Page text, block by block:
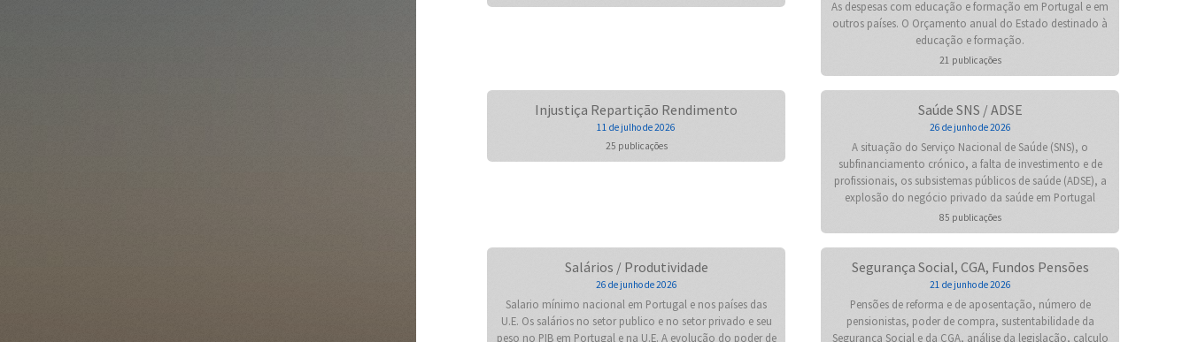
As despesas com educação e formação em Portugal e em
outros países. O Orçamento anual do Estado destinado à
educação e formação.
21 publicações
Injustiça Repartição Rendimento
11 de julho de 2026
25 publicações
Saúde SNS / ADSE
26 de junho de 2026
A situação do Serviço Nacional de Saúde (SNS), o
subfinanciamento crónico, a falta de investimento e de
profissionais, os subsistemas públicos de saúde (ADSE), a
explosão do negócio privado da saúde em Portugal
85 publicações
Salários / Produtividade
26 de junho de 2026
Salario mínimo nacional em Portugal e nos países das
U.E. Os salários no setor publico e no setor privado e seu
peso no PIB em Portugal e na U.E. A evolução do poder de
Segurança Social, CGA, Fundos Pensões
21 de junho de 2026
Pensões de reforma e de aposentação, número de
pensionistas, poder de compra, sustentabilidade da
Segurança Social e da CGA, análise da legislação, calculo